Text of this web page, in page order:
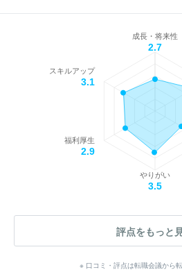
成長・将来性
2.7
やりがい
3.5
福利厚生
2.9
スキルアップ
3.1
評点をもっと
※ 口コミ・評点は転職会議から転